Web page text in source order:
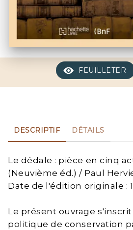
FEUILLETER
DESCRIPTIF DÉTAILS
Le dédale : pièce en cinq
(Neuvième éd.) / Paul
Date de l'édition originale :
Le présent ouvrage
politique de conservation